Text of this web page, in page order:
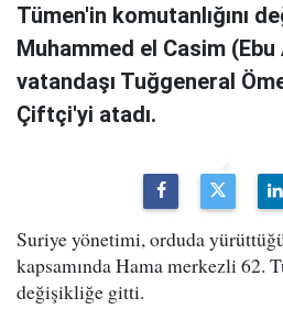
Tümen'in komutanlığını
Muhammed el Casim
vatandaşı Tuğgeneral
Çiftçi'yi atadı.
Suriye yönetimi, orduda
kapsamında Hama merkezli 62.
değişikliğe gitti.